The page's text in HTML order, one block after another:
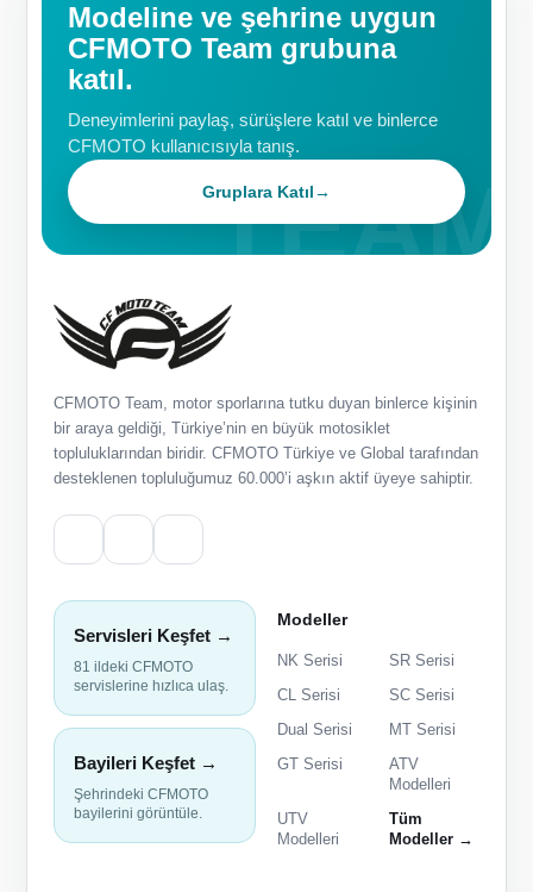
Modeline ve şehrine uygun
CFMOTO Team grubuna
katıl.
Deneyimlerini paylaş, sürüşlere katıl ve binlerce
CFMOTO kullanıcısıyla tanış.
Gruplara Katıl→
CFMOTO Team, motor sporlarına tutku duyan binlerce kişinin
bir araya geldiği, Türkiye’nin en büyük motosiklet
topluluklarından biridir. CFMOTO Türkiye ve Global tarafından
desteklenen topluluğumuz 60.000’i aşkın aktif üyeye sahiptir.
Servisleri Keşfet →
81 ildeki CFMOTO
servislerine hızlıca ulaş.
Bayileri Keşfet →
Şehrindeki CFMOTO
bayilerini görüntüle.
Modeller
NK Serisi
SR Serisi
CL Serisi
SC Serisi
Dual Serisi
MT Serisi
GT Serisi
ATV
Modelleri
UTV
Modelleri
Tüm
Modeller →